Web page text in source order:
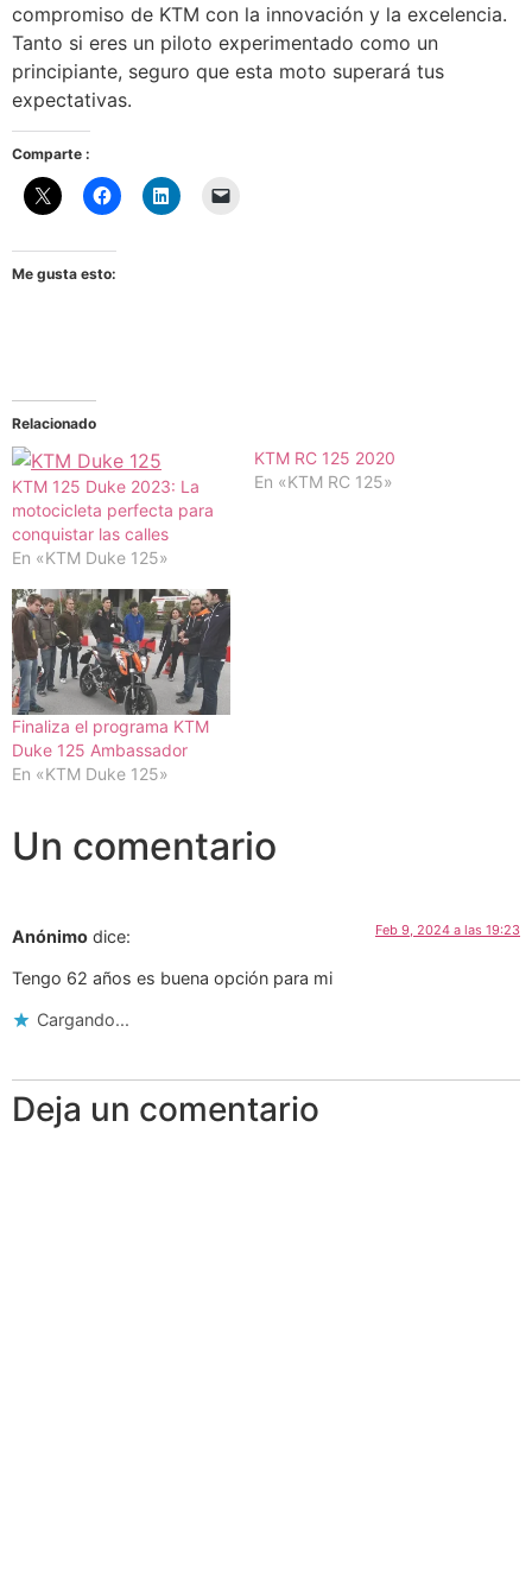
compromiso de KTM con la innovación y la excelencia.
Tanto si eres un piloto experimentado como un
principiante, seguro que esta moto superará tus
expectativas.
Comparte :
Me gusta esto:
Relacionado
KTM 125 Duke 2023: La
motocicleta perfecta para
conquistar las calles
En «KTM Duke 125»
KTM RC 125 2020
En «KTM RC 125»
Finaliza el programa KTM
Duke 125 Ambassador
En «KTM Duke 125»
Un comentario
Anónimo dice: Feb 9, 2024 a las 19:23
Tengo 62 años es buena opción para mi
Cargando...
Deja un comentario